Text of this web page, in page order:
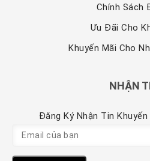
Chính Sách
Ưu Đãi Cho
Khuyến Mãi Cho
NHẬN
Đăng Ký Nhận Tin